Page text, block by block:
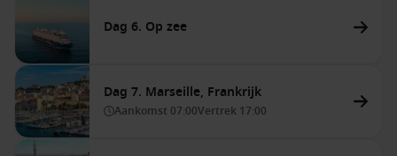
Dag 6. Op zee
Dag 7. Marseille, Frankrijk
Aankomst 07:00Vertrek 17:00